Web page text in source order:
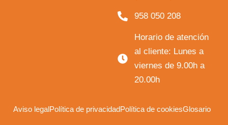
958 050 208
Horario de atención
al cliente: Lunes a
viernes de 9.00h a
20.00h
Aviso legalPolítica de privacidadPolítica de cookiesGlosario